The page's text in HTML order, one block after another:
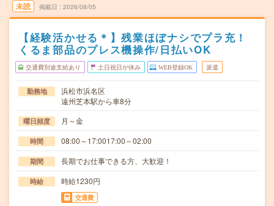
未読 掲載日 2026/08/05
【経験活かせる＊】残業ほぼナシでプラ充！
くるま部品のプレス機操作/日払いOK
交通費別途支給あり 土日祝日が休み WEB登録OK 派遣
勤務地
浜松市浜名区
遠州芝本駅から車8分
曜日頻度 月～金
時間 08:00～17:0017:00～02:00
期間 長期でお仕事できる方、大歓迎！
時給 時給1230円
交通費